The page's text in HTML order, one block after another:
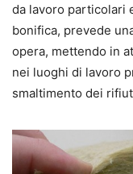
da lavoro particolari
bonifica, prevede
opera, mettendo in
nei luoghi di lavoro
smaltimento dei